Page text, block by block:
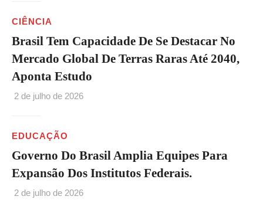
CIÊNCIA
Brasil Tem Capacidade De Se Destacar No
Mercado Global De Terras Raras Até 2040,
Aponta Estudo
2 de julho de 2026
EDUCAÇÃO
Governo Do Brasil Amplia Equipes Para
Expansão Dos Institutos Federais.
2 de julho de 2026